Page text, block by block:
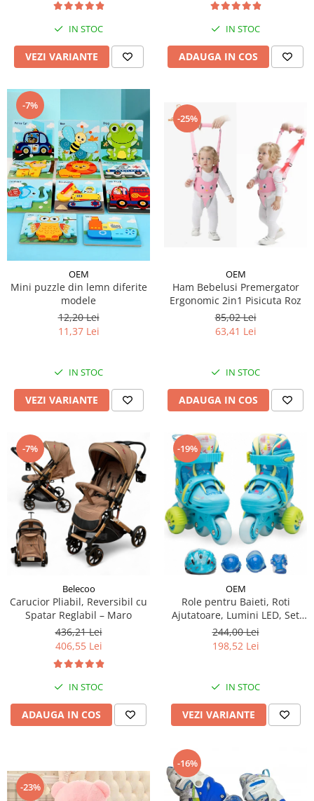
IN STOC
VEZI VARIANTE
IN STOC
ADAUGA IN COS
-7%
OEM
Mini puzzle din lemn diferite
modele
12,20 Lei
11,37 Lei
IN STOC
VEZI VARIANTE
-25%
OEM
Ham Bebelusi Premergator
Ergonomic 2in1 Pisicuta Roz
85,02 Lei
63,41 Lei
IN STOC
ADAUGA IN COS
-7%
Belecoo
Carucior Pliabil, Reversibil cu
Spatar Reglabil – Maro
436,21 Lei
406,55 Lei
IN STOC
ADAUGA IN COS
-19%
OEM
Role pentru Baieti, Roti
Ajutatoare, Lumini LED, Set
Protectie
244,00 Lei
198,52 Lei
IN STOC
VEZI VARIANTE
-23%
-16%